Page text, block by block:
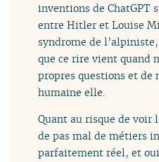
inventions de ChatGPT
entre Hitler et Louise
syndrome de
que ce rire vient quand
propres questions et
humaine elle.
Quant au risque de
de pas mal de métiers
parfaitement réel, et